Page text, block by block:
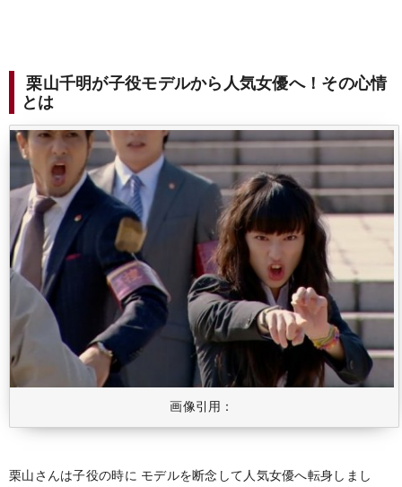
栗山千明が子役モデルから人気女優へ！その心情
とは
画像引用：
栗山さんは子役の時に モデルを断念して人気女優へ転身しまし